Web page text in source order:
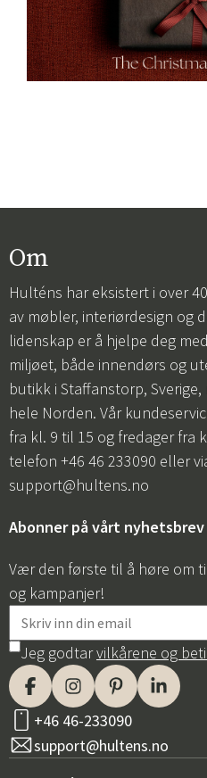
Om
Hulténs har eksistert i over
av møbler, interiørdesign og
lidenskap er å hjelpe deg
miljøet, både innendørs og
butikk i Staffanstorp,
hele Norden. Vår
fra kl. 9 til 15 og fredager fra
telefon +46 46 233090 eller
support@hultens.no
Abonner på vårt nyhetsbrev
Vær den første til å høre om
og kampanjer!
Jeg godtarvilkårene og
+46 46-233090
support@hultens.no